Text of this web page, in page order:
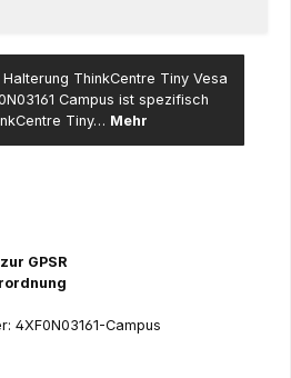
Halterung ThinkCentre Tiny Vesa
Campus ist spezifisch
Tiny… Mehr
GPSR
4XF0N03161-Campus